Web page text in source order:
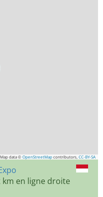
Map data © OpenStreetMap contributors, CC-BY-SA
km en ligne droite